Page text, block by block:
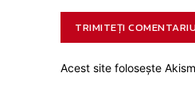
Acest site folosește